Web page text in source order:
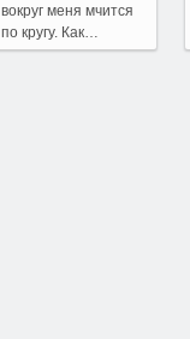
вокруг меня мчится
по кругу. Как…